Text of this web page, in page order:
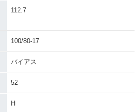
112.7
100/80-17
バイアス
52
H